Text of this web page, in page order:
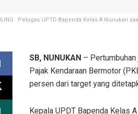
: Petugas UPTD Bapenda Kelas A Nunukan
SB, NUNUKAN –
Pajak Kendaraan Bermotor
persen dari target yang
Kepala UPDT Bapenda Kelas